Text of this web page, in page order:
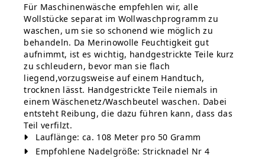
Für Maschinenwäsche empfehlen wir, alle
Wollstücke separat im Wollwaschprogramm zu
waschen, um sie so schonend wie möglich zu
behandeln. Da Merinowolle Feuchtigkeit gut
aufnimmt, ist es wichtig, handgestrickte Teile kurz
zu schleudern, bevor man sie flach
liegend,vorzugsweise auf einem Handtuch,
trocknen lässt. Handgestrickte Teile niemals in
einem Wäschenetz/Waschbeutel waschen. Dabei
entsteht Reibung, die dazu führen kann, dass das
Teil verfilzt.
Lauflänge: ca. 108 Meter pro 50 Gramm
Empfohlene Nadelgröße: Stricknadel Nr 4